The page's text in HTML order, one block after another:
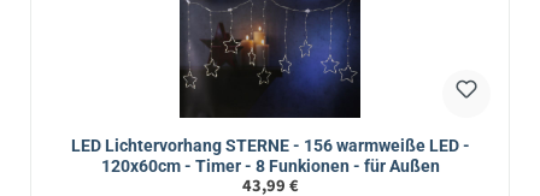
LED Lichtervorhang STERNE - 156 warmweiße LED -
120x60cm - Timer - 8 Funkionen - für Außen
Regulärer Preis:
43,99 €